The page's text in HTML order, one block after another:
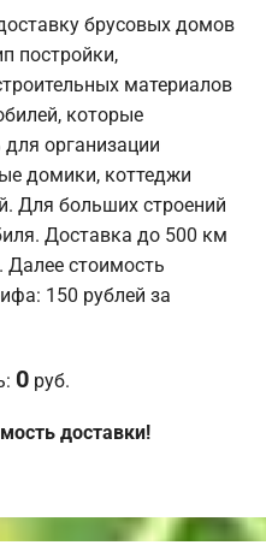
брусовых домов
постройки,
материалов
которые
организации
домики, коттеджи
Для больших строений
Доставка до 500 км
Далее стоимость
150 рублей за
0 руб.
доставки!